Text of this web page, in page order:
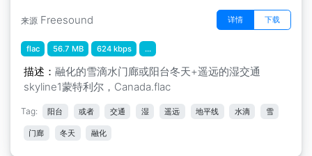
来源 Freesound 详情 下载
flac 56.7 MB 624 kbps ...
描述： 融化的雪滴水门廊或阳台冬天+遥远的湿交通
skyline1蒙特利尔，Canada.flac
Tag: 阳台 或者 交通 湿 遥远 地平线 水滴 雪
门廊 冬天 融化